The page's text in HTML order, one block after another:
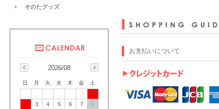
お支払いについて
そのたグッズ
2026/08
日 月 火 水 木 金
土
1
2
3 4 5 6 7
8